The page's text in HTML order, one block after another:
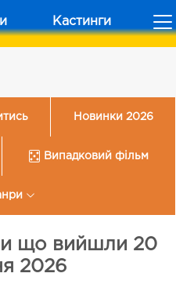
Кастинги
Новинки 2026
Випадковий фільм
що вийшли 20
2026